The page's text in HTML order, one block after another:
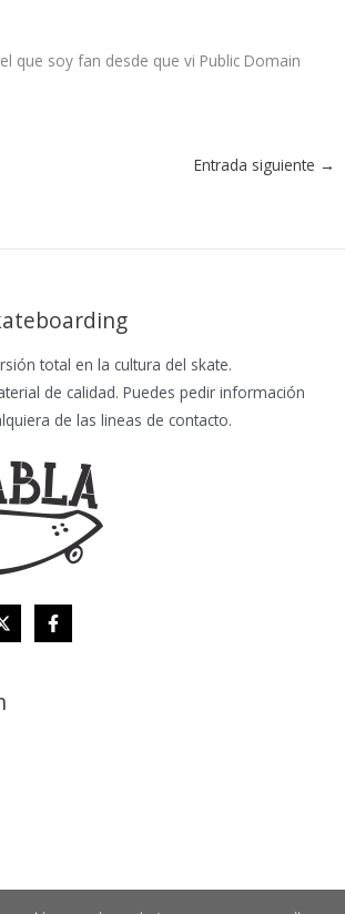
que soy fan desde que vi Public Domain
Entrada siguiente →
total en la cultura del skate.
de calidad. Puedes pedir información
de las lineas de contacto.